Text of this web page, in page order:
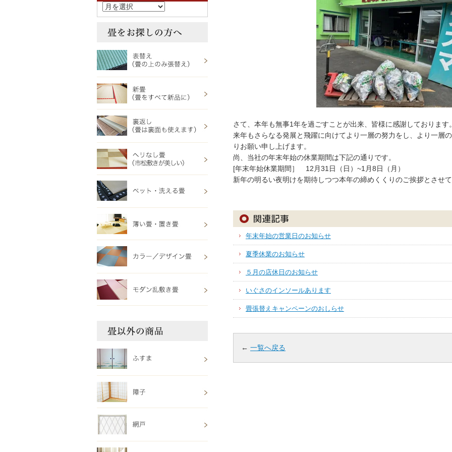
さて、本年も無事1年を過ごすことが出来、皆様に感謝しております。
来年もさらなる発展と飛躍に向けてより一層の努力をし、より一層
りお願い申し上げます。
尚、当社の年末年始の休業期間は下記の通りです。
[年末年始休業期間］ 12月31日（日）~1月8日（月）
新年の明るい夜明けを期待しつつ本年の締めくくりのご挨拶とさせて
年末年始の営業日のお知らせ
夏季休業のお知らせ
５月の店休日のお知らせ
いぐさのインソールあります
畳張替えキャンペーンのおしらせ
← 一覧へ戻る